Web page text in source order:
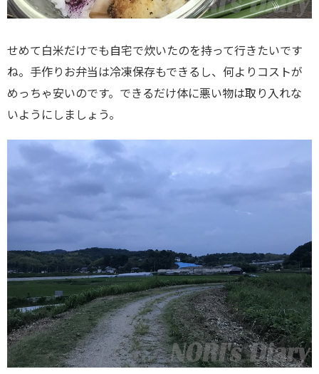
せめて白米だけでも自宅で炊いたのを持って行きたいです
ね。手作りお弁当は冷凍保存もできるし、何よりコストが
めっちゃ安いのです。できるだけ体に悪い物は取り入れな
いようにしましょう。